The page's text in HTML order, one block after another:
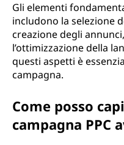
Gli elementi
includono la selezione
creazione degli
l’ottimizzazione della
questi aspetti è
campagna.
Come posso
campagna PPC